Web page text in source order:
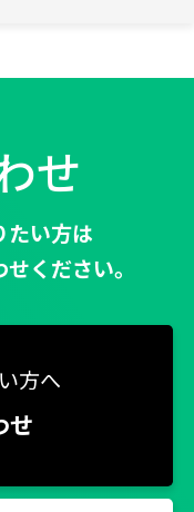
せ
たい方は
ください。
方へ
せ